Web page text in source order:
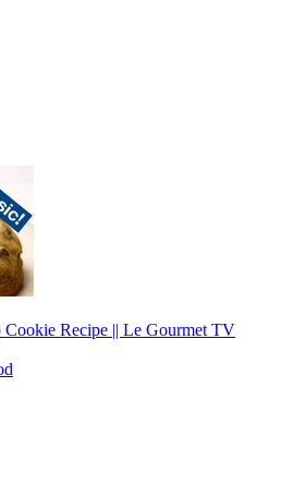
Recipe || Le Gourmet TV